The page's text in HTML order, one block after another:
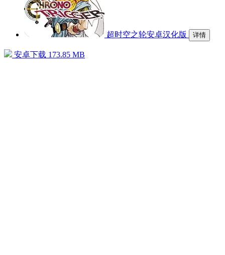
超时空之轮安卓汉化版 详情
安卓下载 173.85 MB